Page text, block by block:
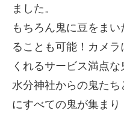
ました。
もちろん鬼に豆をま
ることも可能！カメ
くれるサービス満点な
水分神社からの鬼た
にすべての鬼が集まり